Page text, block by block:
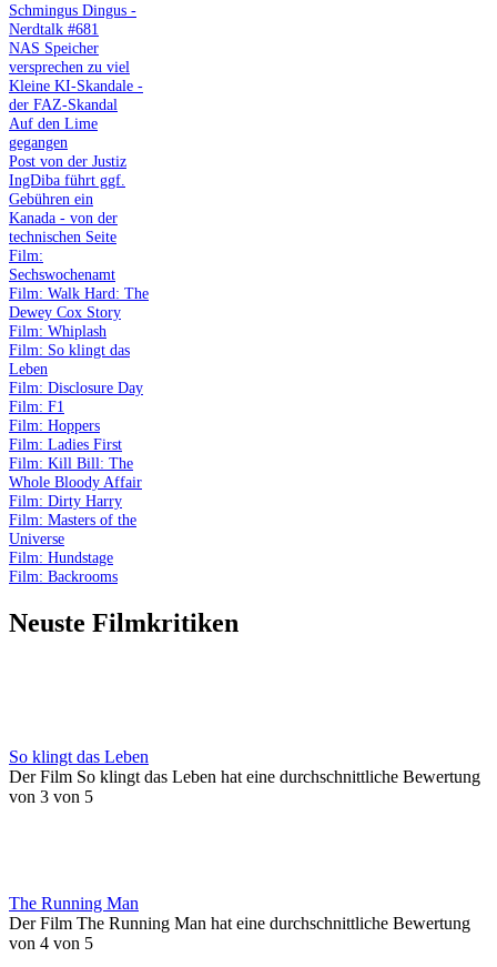
Schmingus Dingus -
Nerdtalk #681
NAS Speicher
versprechen zu viel
Kleine KI-Skandale -
der FAZ-Skandal
Auf den Lime
gegangen
Post von der Justiz
IngDiba führt ggf.
Gebühren ein
Kanada - von der
technischen Seite
Film:
Sechswochenamt
Film: Walk Hard: The
Dewey Cox Story
Film: Whiplash
Film: So klingt das
Leben
Film: Disclosure Day
Film: F1
Film: Hoppers
Film: Ladies First
Film: Kill Bill: The
Whole Bloody Affair
Film: Dirty Harry
Film: Masters of the
Universe
Film: Hundstage
Film: Backrooms
Neuste Filmkritiken
So klingt das Leben
Der Film So klingt das Leben hat eine durchschnittliche Bewertung
von 3 von 5
The Running Man
Der Film The Running Man hat eine durchschnittliche Bewertung
von 4 von 5